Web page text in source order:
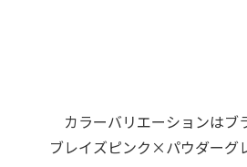
カラーバリエーションは
ブレイズピンク×パウダーグ